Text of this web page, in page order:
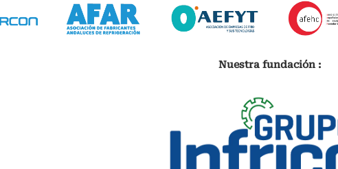
Nuestra fundación :